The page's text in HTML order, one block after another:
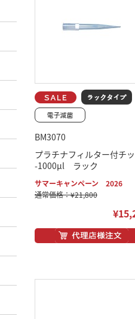
BM3070
プラチナフィルター付チ
-1000μl ラック
サマーキャンペーン 2026
通常価格：¥21,800